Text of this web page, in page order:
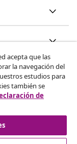
acepta que las
la navegación del
estudios para
también se
de